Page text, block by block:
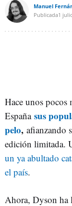
Manuel
Publicada1
Hace unos pocos
España sus
pelo, afianzando
edición limitada.
un ya abultado
el país.
Ahora, Dyson ha